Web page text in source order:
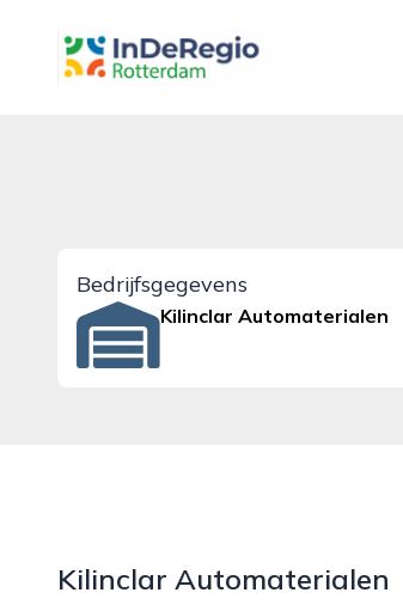
inderegiorotterdam.nl
Bedrijfsgegevens
Kilinclar Automaterialen
Kilinclar Automaterialen